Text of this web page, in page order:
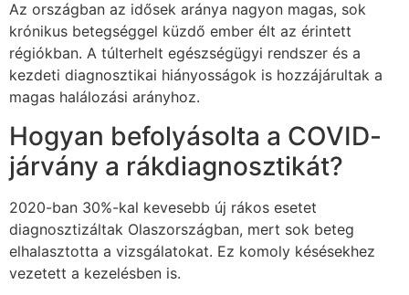
Az országban az idősek aránya nagyon magas, sok
krónikus betegséggel küzdő ember élt az érintett
régiókban. A túlterhelt egészségügyi rendszer és a
kezdeti diagnosztikai hiányosságok is hozzájárultak a
magas halálozási arányhoz.
Hogyan befolyásolta a COVID-
járvány a rákdiagnosztikát?
2020-ban 30%-kal kevesebb új rákos esetet
diagnosztizáltak Olaszországban, mert sok beteg
elhalasztotta a vizsgálatokat. Ez komoly késésekhez
vezetett a kezelésben is.